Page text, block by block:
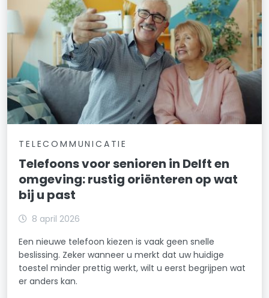
TELECOMMUNICATIE
Telefoons voor senioren in Delft en
omgeving: rustig oriënteren op wat
bij u past
8 april 2026
Een nieuwe telefoon kiezen is vaak geen snelle
beslissing. Zeker wanneer u merkt dat uw huidige
toestel minder prettig werkt, wilt u eerst begrijpen wat
er anders kan.